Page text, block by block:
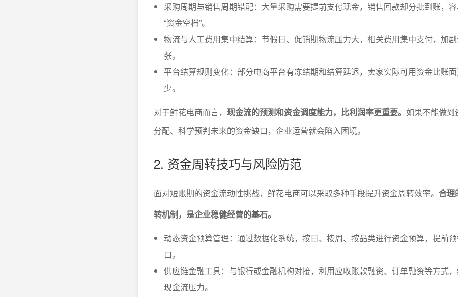
采购周期与销售周期错配：大量采购需要提前支付现金，销售回款却分批到账，
“资金空档”。
物流与人工费用集中结算：节假日、促销期物流压力大，相关费用集中支付，加
张。
平台结算规则变化：部分电商平台有冻结期和结算延迟，卖家实际可用资金比账
少。
对于鲜花电商而言， 现金流的预测和资金调度能力，比利润率更重要。 如果不能做到
分配、科学预判未来的资金缺口，企业运营就会陷入困境。
2. 资金周转技巧与风险防范
面对短账期的资金流动性挑战，鲜花电商可以采取多种手段提升资金周转效率。 合理
转机制，是企业稳健经营的基石。
动态资金预算管理：通过数据化系统，按日、按周、按品类进行资金预算，提前
口。
供应链金融工具：与银行或金融机构对接，利用应收账款融资、订单融资等方式
现金流压力。